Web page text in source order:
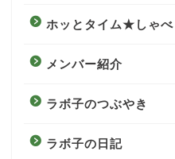
ホッとタイム★しゃ
メンバー紹介
ラボ子のつぶやき
ラボ子の日記